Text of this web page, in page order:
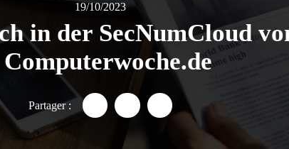
19/10/2023
in der SecNumCloud
Partager : Partager "Die Avril-Gruppe
Partager "Die Avril-Gruppe
Partager "Die Avril-